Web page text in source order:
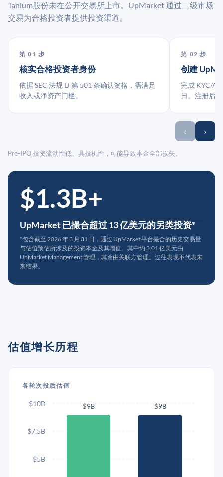
Tanium股份未在公开交易所上市。UpMarket 通过二级市场
交易为合格投资者提供投资渠道。
第 01 步
核实合格投资者身份
依据 SEC 法规 D 第 501 条确认资格，需满足
收入或净资产门槛。
第 02 步
创建
完成 KYC/
日。注册后
‹ ›
Pre-IPO 投资流动性低、具投机性，可能导致本金全部损失。
$1.3B+
UpMarket 已撮合超过 13 亿美元的另类投资*
*包含截至 2026 年 3 月 31 日，通过 UpMarket 平台撮合的历史交易量
与估值预估所涉及的投资本金及其增值。其中约 3.01 亿美元由
UpMarket Management 管理，其余由关联方管理。过往表现不代表未
来结果。
估值增长历程
各轮次投后估值
$9B $9B
$5B
$7.5B
$10B